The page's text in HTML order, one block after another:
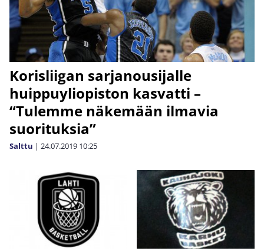
Korisliigan sarjanousijalle
huippuyliopiston kasvatti –
“Tulemme näkemään ilmavia
suorituksia”
Salttu | 24.07.2019 10:25